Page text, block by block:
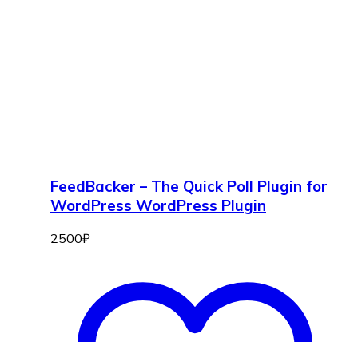
FeedBacker – The Quick Poll Plugin for
WordPress WordPress Plugin
2500₽